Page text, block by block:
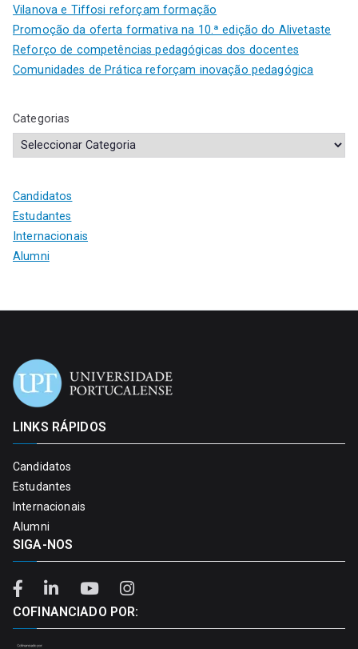
Vilanova e Tiffosi reforçam formação
Promoção da oferta formativa na 10.ª edição do Alivetaste
Reforço de competências pedagógicas dos docentes
Comunidades de Prática reforçam inovação pedagógica
Categorias
Candidatos
Estudantes
Internacionais
Alumni
LINKS RÁPIDOS
Candidatos
Estudantes
Internacionais
Alumni
SIGA-NOS
COFINANCIADO POR: